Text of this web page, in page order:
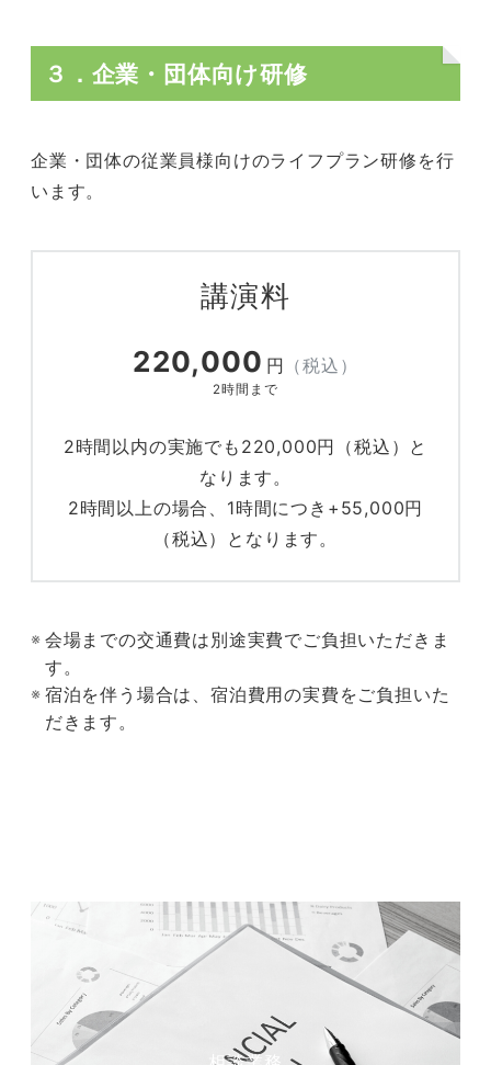
３．企業・団体向け研修
企業・団体の従業員様向けのライフプラン研修を行
います。
講演料
220,000 円 （税込）
2時間まで
2時間以内の実施でも220,000円（税込）と
なります。
2時間以上の場合、1時間につき+55,000円
（税込）となります。
会場までの交通費は別途実費でご負担いただきま
す。
宿泊を伴う場合は、宿泊費用の実費をご負担いた
だきます。